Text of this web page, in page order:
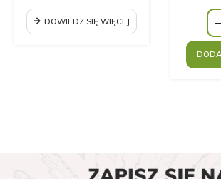
109.00 zł.
cena
wynosi:
69.00 zł.
DOWIEDZ SIĘ WIĘCEJ